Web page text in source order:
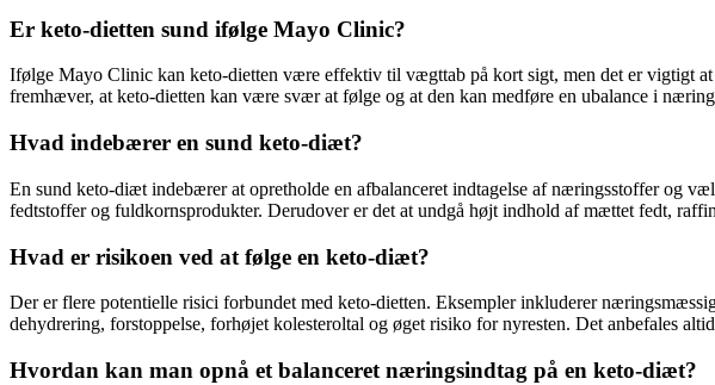
Er keto-dietten sund ifølge Mayo Clinic?
Ifølge Mayo Clinic kan keto-dietten være effektiv til vægttab på kort sigt, men det er vigtigt
fremhæver, at keto-dietten kan være svær at følge og at den kan medføre en ubalance i
Hvad indebærer en sund keto-diæt?
En sund keto-diæt indebærer at opretholde en afbalanceret indtagelse af næringsstoffer og
fedtstoffer og fuldkornsprodukter. Derudover er det at undgå højt indhold af mættet fedt,
Hvad er risikoen ved at følge en keto-diæt?
Der er flere potentielle risici forbundet med keto-dietten. Eksempler inkluderer
dehydrering, forstoppelse, forhøjet kolesteroltal og øget risiko for nyresten. Det anbefales
Hvordan kan man opnå et balanceret næringsindtag på en keto-diæt?